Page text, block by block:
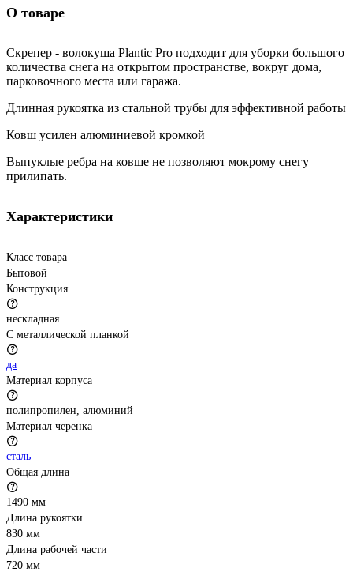
О товаре
Скрепер - волокуша Plantic Pro подходит для уборки большого
количества снега на открытом пространстве, вокруг дома,
парковочного места или гаража.
Длинная рукоятка из стальной трубы для эффективной работы
Ковш усилен алюминиевой кромкой
Выпуклые ребра на ковше не позволяют мокрому снегу
прилипать.
Характеристики
Класс товара
Бытовой
Конструкция
нескладная
С металлической планкой
да
Материал корпуса
полипропилен, алюминий
Материал черенка
сталь
Общая длина
1490 мм
Длина рукоятки
830 мм
Длина рабочей части
720 мм